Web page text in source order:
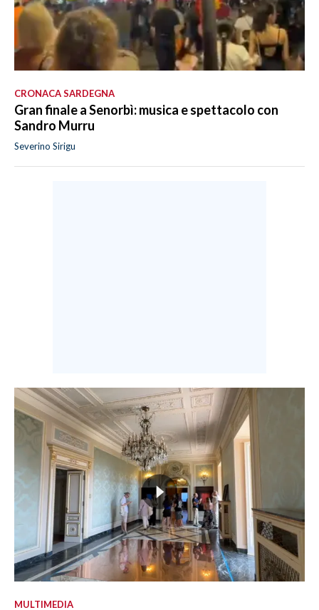
CRONACA SARDEGNA
Gran finale a Senorbì: musica e spettacolo con
Sandro Murru
Severino Sirigu
MULTIMEDIA